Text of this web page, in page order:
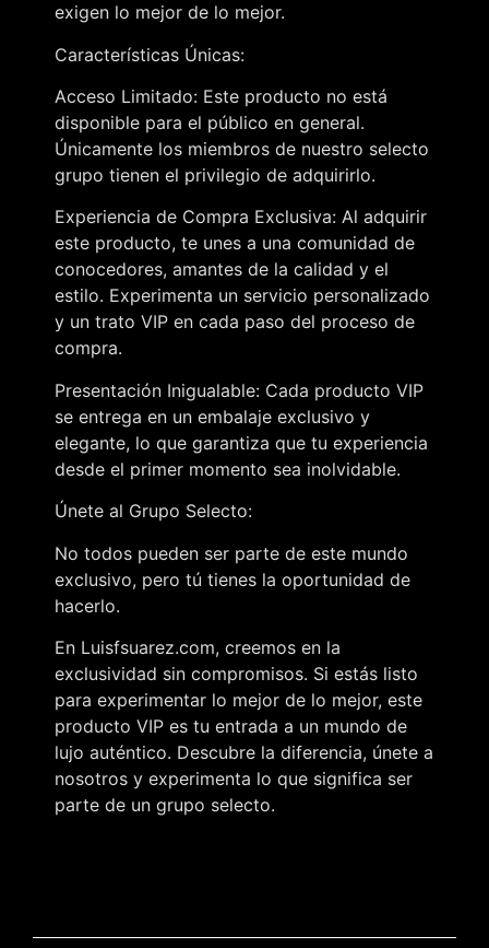
exigen lo mejor de lo mejor.
Características Únicas:
Acceso Limitado: Este producto no está
disponible para el público en general.
Únicamente los miembros de nuestro selecto
grupo tienen el privilegio de adquirirlo.
Experiencia de Compra Exclusiva: Al adquirir
este producto, te unes a una comunidad de
conocedores, amantes de la calidad y el
estilo. Experimenta un servicio personalizado
y un trato VIP en cada paso del proceso de
compra.
Presentación Inigualable: Cada producto VIP
se entrega en un embalaje exclusivo y
elegante, lo que garantiza que tu experiencia
desde el primer momento sea inolvidable.
Únete al Grupo Selecto:
No todos pueden ser parte de este mundo
exclusivo, pero tú tienes la oportunidad de
hacerlo.
En Luisfsuarez.com, creemos en la
exclusividad sin compromisos. Si estás listo
para experimentar lo mejor de lo mejor, este
producto VIP es tu entrada a un mundo de
lujo auténtico. Descubre la diferencia, únete a
nosotros y experimenta lo que significa ser
parte de un grupo selecto.